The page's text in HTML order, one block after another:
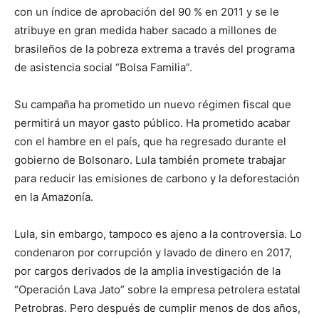
con un índice de aprobación del 90 % en 2011 y se le
atribuye en gran medida haber sacado a millones de
brasileños de la pobreza extrema a través del programa
de asistencia social “Bolsa Familia”.
Su campaña ha prometido un nuevo régimen fiscal que
permitirá un mayor gasto público. Ha prometido acabar
con el hambre en el país, que ha regresado durante el
gobierno de Bolsonaro. Lula también promete trabajar
para reducir las emisiones de carbono y la deforestación
en la Amazonía.
Lula, sin embargo, tampoco es ajeno a la controversia. Lo
condenaron por corrupción y lavado de dinero en 2017,
por cargos derivados de la amplia investigación de la
“Operación Lava Jato” sobre la empresa petrolera estatal
Petrobras. Pero después de cumplir menos de dos años,